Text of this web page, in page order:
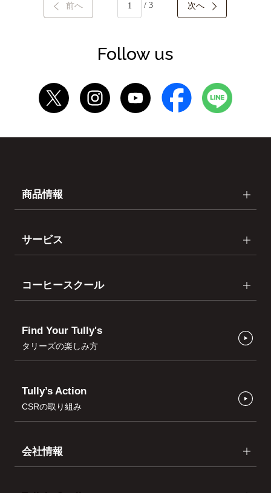
ると、自分も500円分のギフトチケットがもらえるキャン
前へ / 3 次へ
Follow us
商品情報
サービス
コーヒースクール
Find Your Tully's
タリーズの楽しみ方
Tully’s Action
CSRの取り組み
会社情報